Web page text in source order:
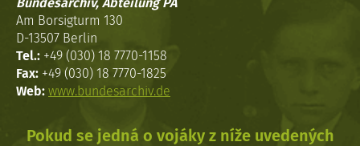
Am Borsigturm 130
D-13507 Berlin
Tel.: +49 (030) 18 7770-1158
Fax: +49 (030) 18 7770-1825
Web: www.bundesarchiv.de
Pokud se jedná o vojáky z níže uvedených